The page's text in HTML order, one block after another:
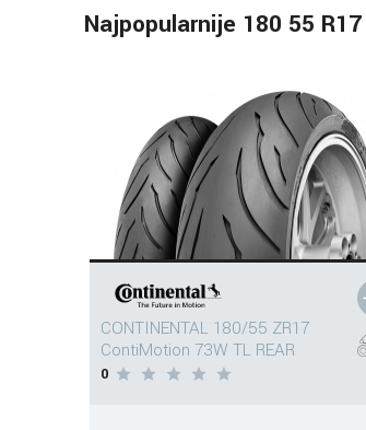
Najpopularnije 180 55
CONTINENTAL 180/55 ZR17
ContiMotion 73W TL REAR
0